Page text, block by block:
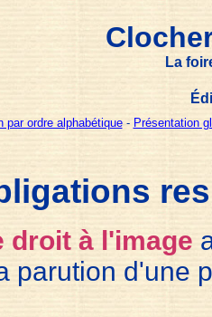
La
par ordre alphabétique- Présentation
à l'image
parution d'une